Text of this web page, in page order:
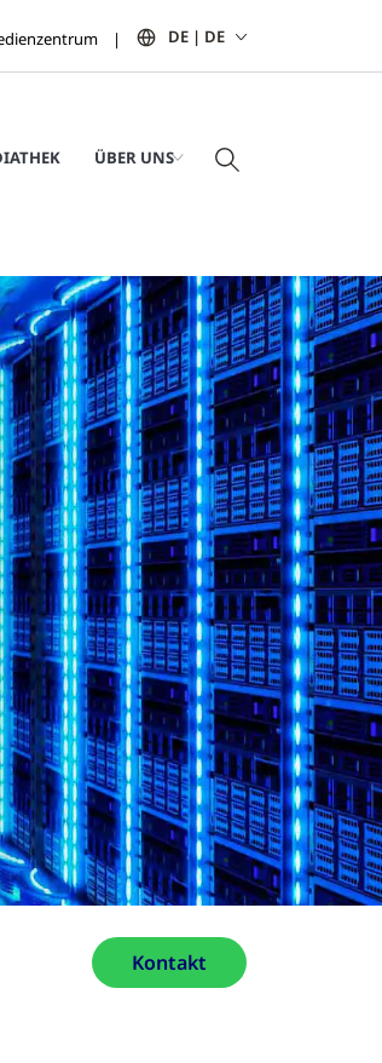
DE | DE
ÜBER UNS
Kontakt